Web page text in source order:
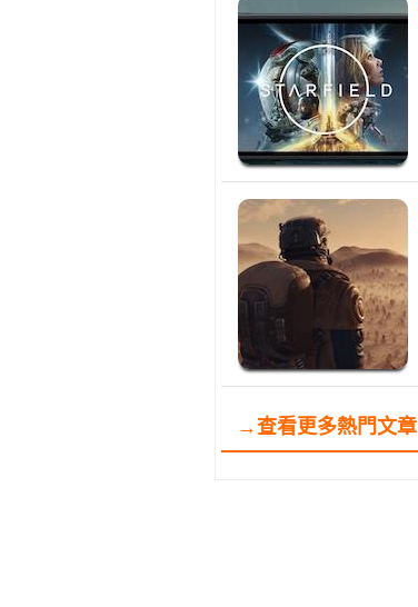
→查看更多熱門文章